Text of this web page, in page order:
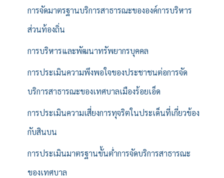
การจัดมาตรฐานบริการสาธารณะขององค์การบริหาร
ส่วนท้องถิ่น
การบริหารและพัฒนาทรัพยากรบุคคล
การประเมินความพึงพอใจของประชาชนต่อการจัด
บริการสาธารณะของเทศบาลเมืองร้อยเอ็ด
การประเมินความเสี่ยงการทุจริตในประเด็นที่เกี่ยวข้อง
กับสินบน
การประเมินมาตรฐานขั้นต่ำการจัดบริการสาธารณะ
ของเทศบาล